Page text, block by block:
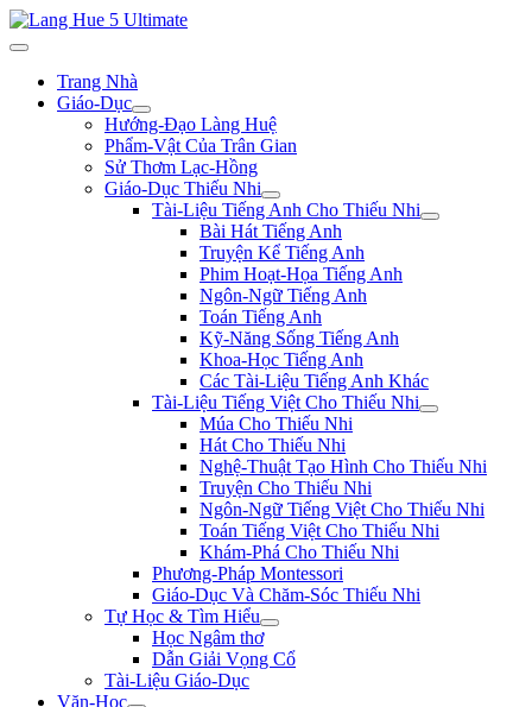
Trang Nhà
Giáo-Dục
Hướng-Đạo Làng Huệ
Phẩm-Vật Của Trân Gian
Sử Thơm Lạc-Hồng
Giáo-Dục Thiếu Nhi
Tài-Liệu Tiếng Anh Cho Thiếu Nhi
Bài Hát Tiếng Anh
Truyện Kể Tiếng Anh
Phim Hoạt-Họa Tiếng Anh
Ngôn-Ngữ Tiếng Anh
Toán Tiếng Anh
Kỹ-Năng Sống Tiếng Anh
Khoa-Học Tiếng Anh
Các Tài-Liệu Tiếng Anh Khác
Tài-Liệu Tiếng Việt Cho Thiếu Nhi
Múa Cho Thiếu Nhi
Hát Cho Thiếu Nhi
Nghệ-Thuật Tạo Hình Cho Thiếu Nhi
Truyện Cho Thiếu Nhi
Ngôn-Ngữ Tiếng Việt Cho Thiếu Nhi
Toán Tiếng Việt Cho Thiếu Nhi
Khám-Phá Cho Thiếu Nhi
Phương-Pháp Montessori
Giáo-Dục Và Chăm-Sóc Thiếu Nhi
Tự Học & Tìm Hiểu
Học Ngâm thơ
Dẫn Giải Vọng Cổ
Tài-Liệu Giáo-Dục
Văn-Học